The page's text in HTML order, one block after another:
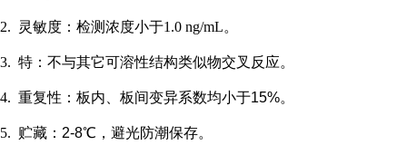
2. 灵敏度：检测浓度小于1.0 ng/mL。
3. 特：不与其它可溶性结构类似物交叉反应。
4. 重复性：板内、板间变异系数均小于15%。
5. 贮藏： 2-8℃，避光防潮保存。